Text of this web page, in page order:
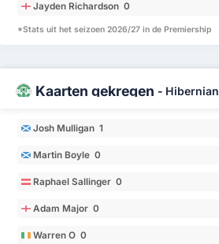
Jayden Richardson 0
*Stats uit het seizoen 2026/27 in de Premiership
Kaarten gekregen - Hibernian
Josh Mulligan 1
Martin Boyle 0
Raphael Sallinger 0
Adam Major 0
Warren O 0